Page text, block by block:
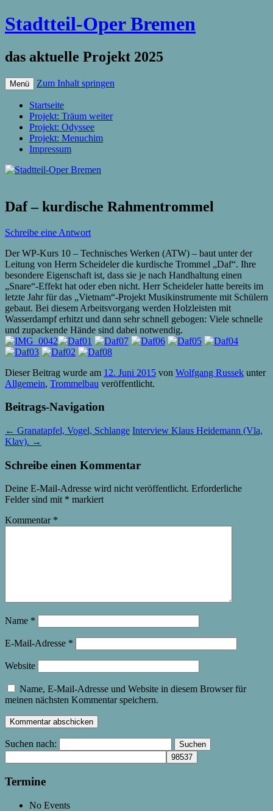
Stadtteil-Oper Bremen
das aktuelle Projekt 2025
Menü Zum Inhalt springen
Startseite
Projekt: Träum weiter
Projekt: Odyssee
Projekt: Menuchim
Impressum
Daf – kurdische Rahmentrommel
Schreibe eine Antwort
Der WP-Kurs 10 – Technisches Werken (ATW) – baut unter der
Leitung von Herrn Scheideler die kurdische Trommel „Daf“. Ihre
besondere Eigenschaft ist, dass sie je nach Handhaltung einen
„Snare“-Effekt hat oder eben nicht. Herr Scheideler hatte bereits im
letzte Jahr für das „Vietnam“-Projekt Musikinstrumente mit Schülern
gebaut. Bei diesem Arbeitsvorgang werden Holzleisten mit
Wasserdampf erhitzt und dann sehr schnell gebogen: Viele schnelle
und zupackende Hände sind dabei notwendig.
Dieser Beitrag wurde am 12. Juni 2015 von Wolfgang Russek unter
Allgemein, Trommelbau veröffentlicht.
Beitrags-Navigation
← Granatapfel, Vogel, Schlange Interview Klaus Heidemann (Vla,
Klav). →
Schreibe einen Kommentar
Deine E-Mail-Adresse wird nicht veröffentlicht. Erforderliche
Felder sind mit * markiert
Kommentar *
Name *
E-Mail-Adresse *
Website
Name, E-Mail-Adresse und Website in diesem Browser für
meinen nächsten Kommentar speichern.
Suchen nach:
Termine
No Events